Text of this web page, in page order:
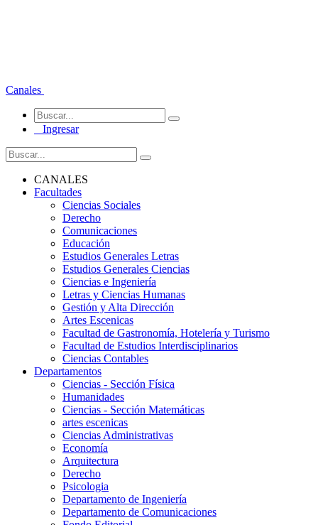
Canales
Ingresar
CANALES
Facultades
Ciencias Sociales
Derecho
Comunicaciones
Educación
Estudios Generales Letras
Estudios Generales Ciencias
Ciencias e Ingeniería
Letras y Ciencias Humanas
Gestión y Alta Dirección
Artes Escenicas
Facultad de Gastronomía, Hotelería y Turismo
Facultad de Estudios Interdisciplinarios
Ciencias Contables
Departamentos
Ciencias - Sección Física
Humanidades
Ciencias - Sección Matemáticas
artes escenicas
Ciencias Administrativas
Economía
Arquitectura
Derecho
Psicologia
Departamento de Ingeniería
Departamento de Comunicaciones